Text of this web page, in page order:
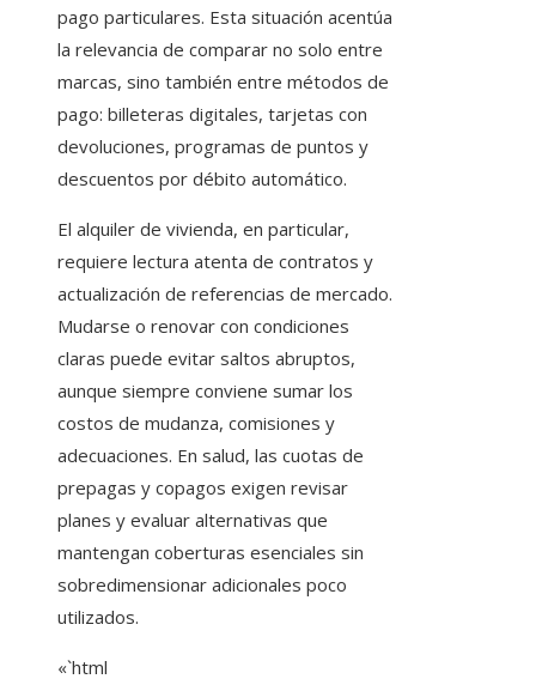
pago particulares. Esta situación acentúa
la relevancia de comparar no solo entre
marcas, sino también entre métodos de
pago: billeteras digitales, tarjetas con
devoluciones, programas de puntos y
descuentos por débito automático.
El alquiler de vivienda, en particular,
requiere lectura atenta de contratos y
actualización de referencias de mercado.
Mudarse o renovar con condiciones
claras puede evitar saltos abruptos,
aunque siempre conviene sumar los
costos de mudanza, comisiones y
adecuaciones. En salud, las cuotas de
prepagas y copagos exigen revisar
planes y evaluar alternativas que
mantengan coberturas esenciales sin
sobredimensionar adicionales poco
utilizados.
«`html